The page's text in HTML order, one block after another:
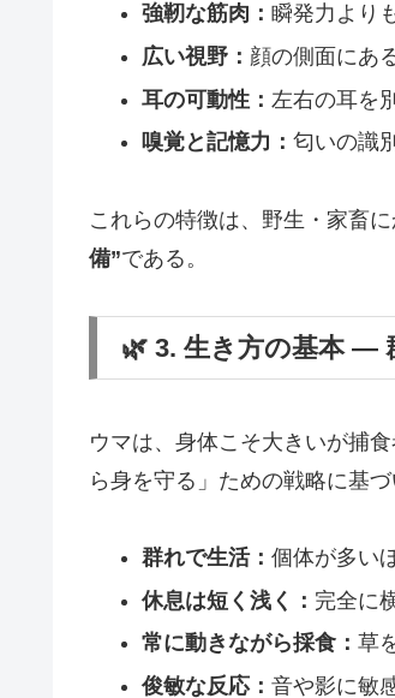
強靭な筋肉： 瞬発力より
広い視野： 顔の側面にあ
耳の可動性： 左右の耳を
嗅覚と記憶力： 匂いの識
これらの特徴は、野生・家畜
備”である。
🌿 3. 生き方の基本 ―
ウマは、身体こそ大きいが捕
ら身を守る」ための戦略に基づ
群れで生活： 個体が多い
休息は短く浅く： 完全に
常に動きながら採食： 草
俊敏な反応： 音や影に敏